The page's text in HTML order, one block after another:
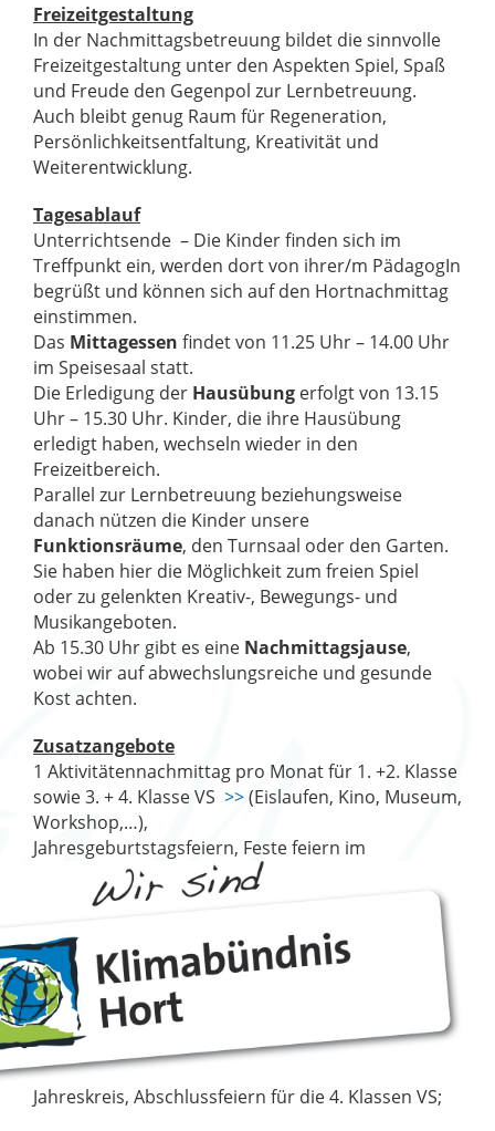
Freizeitgestaltung
In der Nachmittagsbetreuung bildet die sinnvolle
Freizeitgestaltung unter den Aspekten Spiel, Spaß
und Freude den Gegenpol zur Lernbetreuung.
Auch bleibt genug Raum für Regeneration,
Persönlichkeitsentfaltung, Kreativität und
Weiterentwicklung.
Tagesablauf
Unterrichtsende – Die Kinder finden sich im
Treffpunkt ein, werden dort von ihrer/m PädagogIn
begrüßt und können sich auf den Hortnachmittag
einstimmen.
Das Mittagessen findet von 11.25 Uhr – 14.00 Uhr
im Speisesaal statt.
Die Erledigung der Hausübung erfolgt von 13.15
Uhr – 15.30 Uhr. Kinder, die ihre Hausübung
erledigt haben, wechseln wieder in den
Freizeitbereich.
Parallel zur Lernbetreuung beziehungsweise
danach nützen die Kinder unsere
Funktionsräume, den Turnsaal oder den Garten.
Sie haben hier die Möglichkeit zum freien Spiel
oder zu gelenkten Kreativ-, Bewegungs- und
Musikangeboten.
Ab 15.30 Uhr gibt es eine Nachmittagsjause,
wobei wir auf abwechslungsreiche und gesunde
Kost achten.
Zusatzangebote
1 Aktivitätennachmittag pro Monat für 1. +2. Klasse
sowie 3. + 4. Klasse VS >>(Eislaufen, Kino, Museum,
Workshop,…),
Jahresgeburtstagsfeiern, Feste feiern im
Jahreskreis, Abschlussfeiern für die 4. Klassen VS;